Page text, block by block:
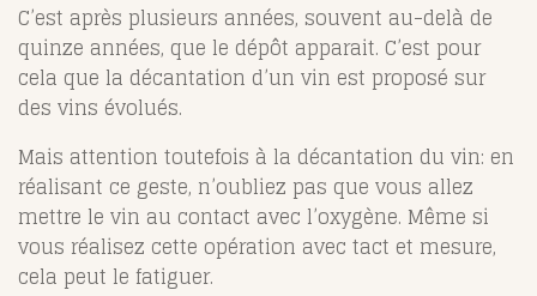
C’est après plusieurs années, souvent au-delà de
quinze années, que le dépôt apparait. C’est pour
cela que la décantation d’un vin est proposé sur
des vins évolués.
Mais attention toutefois à la décantation du vin: en
réalisant ce geste, n’oubliez pas que vous allez
mettre le vin au contact avec l’oxygène. Même si
vous réalisez cette opération avec tact et mesure,
cela peut le fatiguer.